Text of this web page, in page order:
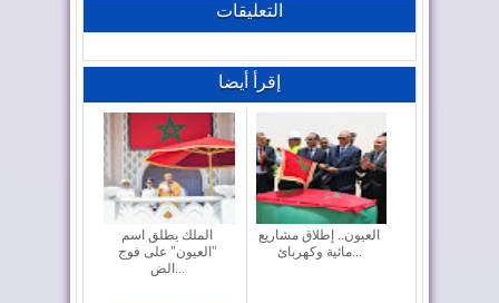
التعليقات
إقرأ أيضا
الملك يطلق اسم
"العيون" على فوج
الض...
العيون.. إطلاق مشاريع
مائية وكهربائ...